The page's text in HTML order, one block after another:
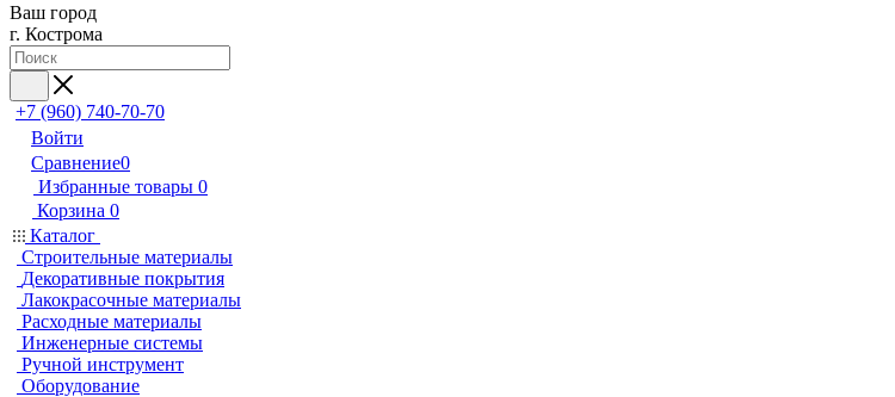
Ваш город
г. Кострома
+7 (960) 740-70-70
Войти
Сравнение0
Избранные товары 0
Корзина 0
Каталог
Строительные материалы
Декоративные покрытия
Лакокрасочные материалы
Расходные материалы
Инженерные системы
Ручной инструмент
Оборудование